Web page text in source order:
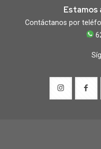
Estamos
Contáctanos por